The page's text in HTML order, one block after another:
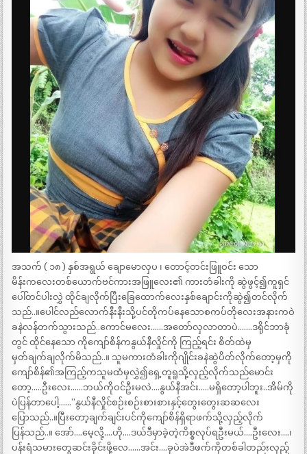
အသက် ( ၁၈ ) နှစ်အရွယ် ချောမောလှပ ၊ တောင့်တင်းဖြူဝင်း သော
မိန်းကလေးတစ်ယောက်ဗင်ကားအဖြူလေး၏ ကားတံခါးကို ဆွဲဖွင့်၍ကူရှင်
ပေါ်တင်ပါးလွှဲ ထိုင်ချလိုက်ပြီးခြေထောက်လေးနှစ်ချောင်းကိုဆွဲ၍တင်လိုက်
သည်..။ပေါင်လည်လောက်နီးနီးသို့ပင်တိုကပ်နေသောစကပ်တိုလေးအနားကဝဲ
ခနဲလန်တက်သွားသည်..ကောင်မလေး……အတော်လှလာတာပဲ…….ဒရိုင်ဘာခုံ
တွင် ထိုင်နေသော ကိုကျော်စိန်ကနွယ်နီလှိုင်ကို ကြည့်ရင်း စိတ်ထဲမှ
မှတ်ချက်ချလိုက်မိသည်..။ သူမကားတံခါးကိုဂျိုင်းခနဲဆွဲပိတ်လိုက်တော့မှကို
ကျော်စိန်၏အကြည့်ကသူမထံမှလွှဲ၍ရှေ့တူရူသို့လှည့်လိုက်သည်မောင်း
တော့…..ဦးလေး……ဘယ်ကိုဝင်ဦးမလဲ….နွယ်နီအင်း…..မရှိတော့ပါဘူး..အိမ်ကို
ပဲပြန်တာပေါ့……”နွယ်နီလှိုင်စဉ်းစဉ်းစားစားနှင့်တွေးတွေးဆဆလေး
ပြောသည်..။ပြီးတော့ချက်ချင်းပင်ကိုကျော်စိန်ရှိရာဖက်သို့လှည့်လိုက်
ပြန်သည်..။ အော်….မေ့လို့….ဟို….ဒယ်ဒီမှာခဲ့တဲ့ကိစ္စလုပ်ရဦးမယ်….ဦးလေး….၊
ပန်းရံသမားတွေဆင်းခိုင်းဖို့လေ……အင်း….ခုပဲအဲဒီဖက်ကိုတစ်ခါတည်းလှည့်